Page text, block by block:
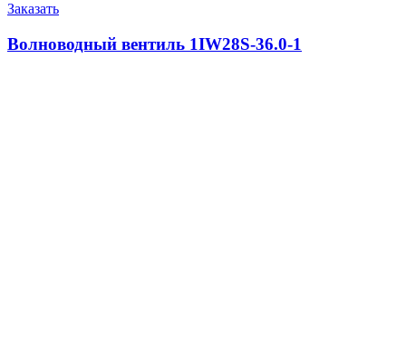
Заказать
Волноводный вентиль 1IW28S-36.0-1